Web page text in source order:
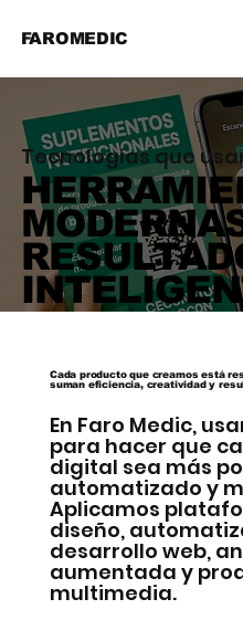
FAROMEDIC
Tecnologías que
Cada producto que creamos está
suman eficiencia, creatividad y
En Faro Medic,
para hacer que
digital sea más
automatizado y
Aplicamos
diseño,
desarrollo web,
aumentada y
multimedia.